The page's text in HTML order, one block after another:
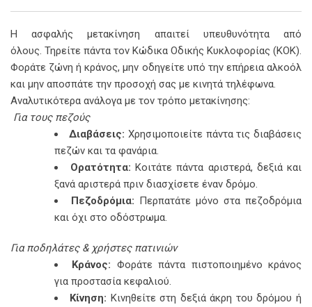
Η ασφαλής μετακίνηση απαιτεί υπευθυνότητα από
όλους. Τηρείτε πάντα τον Κώδικα Οδικής Κυκλοφορίας (ΚΟΚ).
Φοράτε ζώνη ή κράνος, μην οδηγείτε υπό την επήρεια αλκοόλ
και μην αποσπάτε την προσοχή σας με κινητά τηλέφωνα.
Αναλυτικότερα ανάλογα με τον τρόπο μετακίνησης:
Για τους πεζούς
Διαβάσεις: Χρησιμοποιείτε πάντα τις διαβάσεις
πεζών και τα φανάρια.
Ορατότητα: Κοιτάτε πάντα αριστερά, δεξιά και
ξανά αριστερά πριν διασχίσετε έναν δρόμο.
Πεζοδρόμια: Περπατάτε μόνο στα πεζοδρόμια
και όχι στο οδόστρωμα.
Για ποδηλάτες & χρήστες πατινιών
Κράνος: Φοράτε πάντα πιστοποιημένο κράνος
για προστασία κεφαλιού.
Κίνηση: Κινηθείτε στη δεξιά άκρη του δρόμου ή